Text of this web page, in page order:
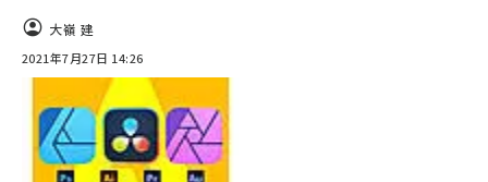
大嶺 建
2021年7月27日 14:26